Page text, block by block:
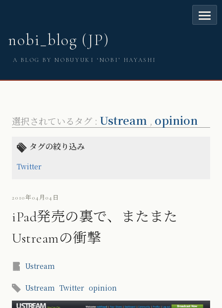
nobi_blog (JP)
A BLOG BY NOBUYUKI ‘NOBI’ HAYASHI
選択されているタグ : Ustream , opinion
タグの絞り込み
Twitter
2010年04月04日
iPad発売の裏で、またまた
Ustreamの衝撃
Ustream
Ustream Twitter opinion